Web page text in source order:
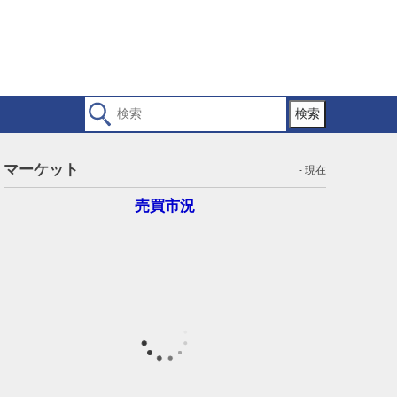
検索
マーケット - 現在
売買市況